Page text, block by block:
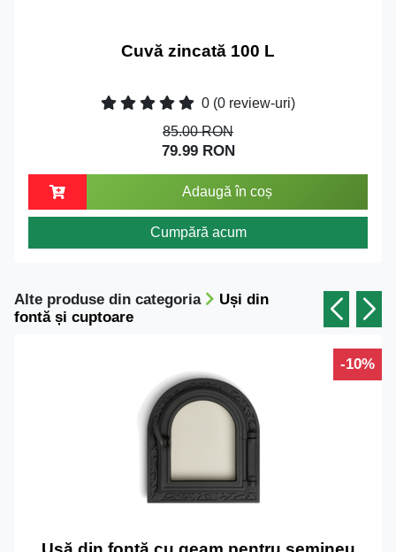
Cuvă zincată 100 L
0 (0 review-uri)
85.00 RON
79.99 RON
Adaugă în coș
Cumpără acum
Alte produse din categoria
Uși din
fontă și cuptoare
-10%